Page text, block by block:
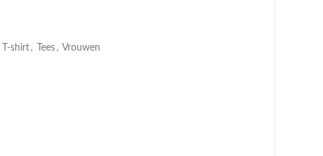
T-shirt , Tees , Vrouwen